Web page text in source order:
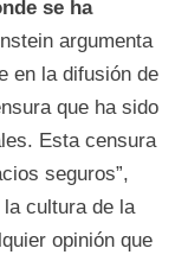
se ha
argumenta
en la difusión de
que ha sido
Esta censura
seguros”,
cultura de la
opinión que